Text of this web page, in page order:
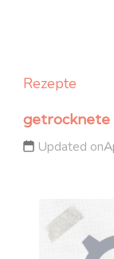
Rezepte
getrocknete
Updated on